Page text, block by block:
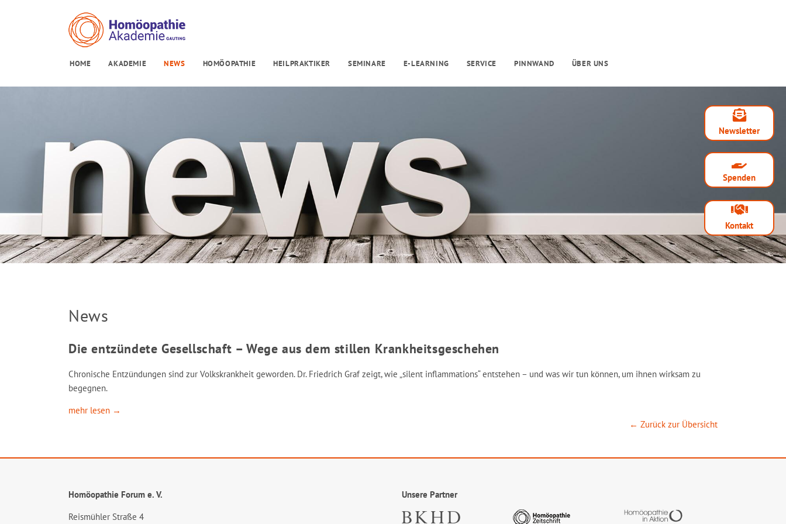
HOME AKADEMIE NEWS HOMÖOPATHIE HEILPRAKTIKER SEMINARE E-LEARNING SERVICE PINNWAND ÜBER UNS
Newsletter
Spenden
Kontakt
News
Die entzündete Gesellschaft – Wege aus dem stillen Krankheitsgeschehen
Chronische Entzündungen sind zur Volkskrankheit geworden. Dr. Friedrich Graf zeigt, wie „silent inflammations“ entstehen – und was wir tun können, um ihnen wirksam zu
begegnen.
mehr lesen →
← Zurück zur Übersicht
Homöopathie Forum e. V.
Reismühler Straße 4
Unsere Partner